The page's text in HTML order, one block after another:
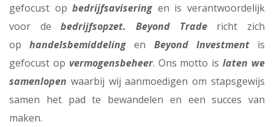
gefocust opbedrijfsaviseringen is verantwoordelijk
voor debedrijfsopzet. Beyond Tradericht zich
op handelsbemiddelingen Beyond Investmentis
gefocust op vermogensbeheer. Ons motto islaten we
samenlopen waarbij wij aanmoedigen om stapsgewijs
samen het pad te bewandelen en een succes van
maken.